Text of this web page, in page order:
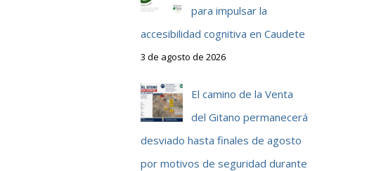
para impulsar la
accesibilidad cognitiva en Caudete
3 de agosto de 2026
El camino de la Venta
del Gitano permanecerá
desviado hasta finales de agosto
por motivos de seguridad durante